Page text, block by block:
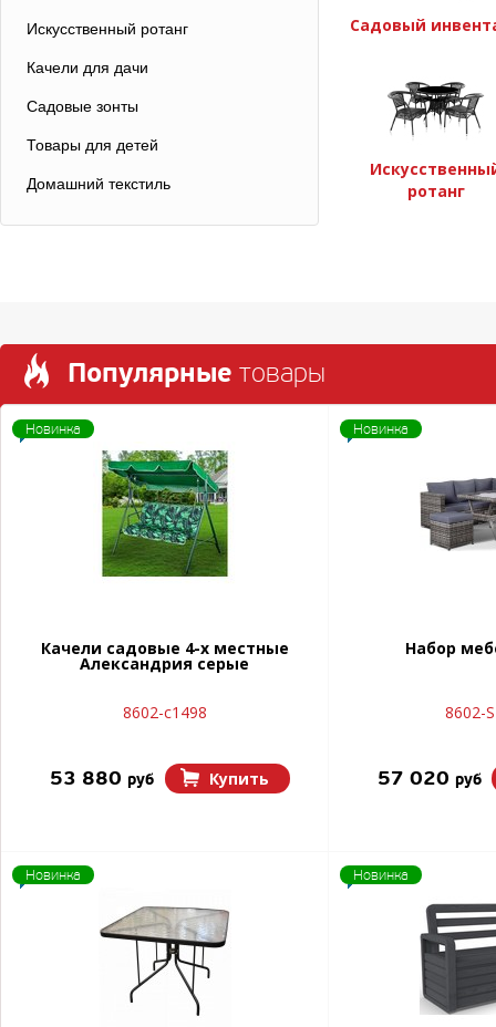
Искусственный ротанг
Качели для дачи
Садовые зонты
Товары для детей
Домашний текстиль
Садовый
ротанг
Популярные товары
Новинка
Качели садовые 4-х местные
Александрия серые
8602-с1498
53 880 руб Купить
Новинка
Набор
8602-
57 020 руб
Новинка Новинка